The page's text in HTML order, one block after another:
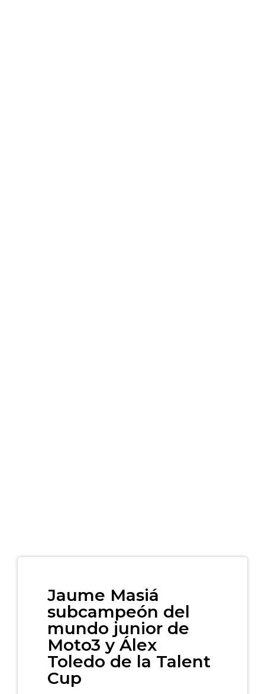
Jaume Masiá
subcampeón del
mundo junior de
Moto3 y Álex
Toledo de la Talent
Cup